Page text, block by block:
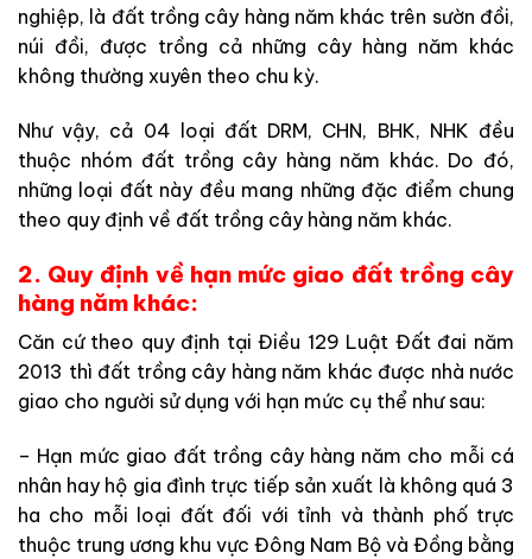
nghiệp, là đất trồng cây hàng năm khác trên sườn đồi,
núi đồi, được trồng cả những cây hàng năm khác
không thường xuyên theo chu kỳ.
Như vậy, cả 04 loại đất DRM, CHN, BHK, NHK đều
thuộc nhóm đất trồng cây hàng năm khác. Do đó,
những loại đất này đều mang những đặc điểm chung
theo quy định về đất trồng cây hàng năm khác.
2. Quy định về hạn mức giao đất trồng cây
hàng năm khác:
Căn cứ theo quy định tại Điều 129 Luật Đất đai năm
2013 thì đất trồng cây hàng năm khác được nhà nước
giao cho người sử dụng với hạn mức cụ thể như sau:
– Hạn mức giao đất trồng cây hàng năm cho mỗi cá
nhân hay hộ gia đình trực tiếp sản xuất là không quá 3
ha cho mỗi loại đất đối với tỉnh và thành phố trực
thuộc trung ương khu vực Đông Nam Bộ và Đồng bằng